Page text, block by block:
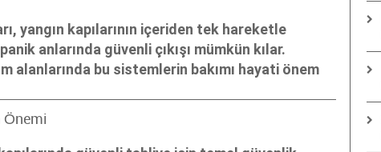
yangın kapılarının içeriden tek hareketle
anlarında güvenli çıkışı mümkün kılar.
alanlarında bu sistemlerin bakımı hayati önem
Önemi